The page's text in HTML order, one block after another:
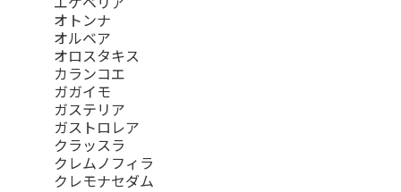
オトンナ
オルベア
オロスタキス
カランコエ
ガガイモ
ガステリア
ガストロレア
クラッスラ
クレムノフィラ
クレモナセダム